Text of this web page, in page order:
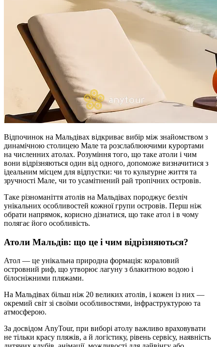
Відпочинок на Мальдівах відкриває вибір між знайомством з
динамічною столицею Мале та розслаблюючими курортами
на численних атолах. Розуміння того, що таке атоли і чим
вони відрізняються один від одного, допоможе визначитися з
ідеальним місцем для відпустки: чи то культурне життя та
зручності Мале, чи то усамітнений рай тропічних островів.
Таке різноманіття атолів на Мальдівах породжує безліч
унікальних особливостей кожної групи островів. Перш ніж
обрати напрямок, корисно дізнатися, що таке атол і в чому
полягає його особливість.
Атоли Мальдів: що це і чим відрізняються?
Атол — це унікальна природна формація: кораловий
островний риф, що утворює лагуну з блакитною водою і
білосніжними пляжами.
На Мальдівах більш ніж 20 великих атолів, і кожен із них —
окремий світ зі своїми особливостями, інфраструктурою та
атмосферою.
За досвідом AnyTour, при виборі атолу важливо враховувати
не тільки красу пляжів, а й логістику, рівень сервісу, наявність